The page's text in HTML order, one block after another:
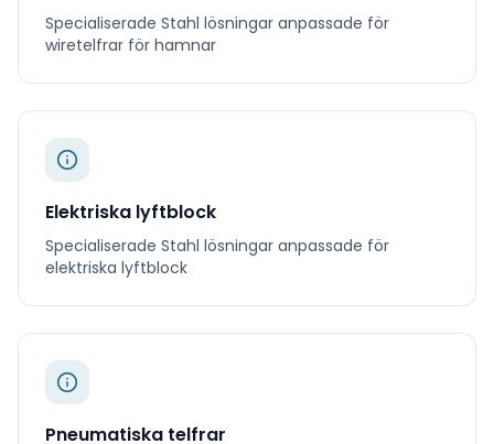
Specialiserade Stahl lösningar anpassade för
wiretelfrar för hamnar
Elektriska lyftblock
Specialiserade Stahl lösningar anpassade för
elektriska lyftblock
Pneumatiska telfrar